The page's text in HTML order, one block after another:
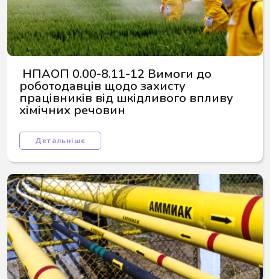
роботодавців щодо захисту
працівників від шкідливого впливу
хімічних речовин
Детальніше